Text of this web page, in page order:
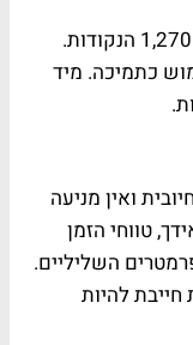
2. למדד המעו"ף התנגדות קרובה ברמת 1,270 הנקודות.
כתמיכה. מיד
ואין מניעה
טווחי הזמן
השליליים.
חייבת להיות